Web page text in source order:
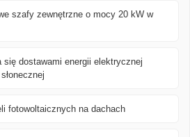
szafy zewnętrzne o mocy 20 kW w
dostawami energii elektrycznej
fotowoltaicznych na dachach